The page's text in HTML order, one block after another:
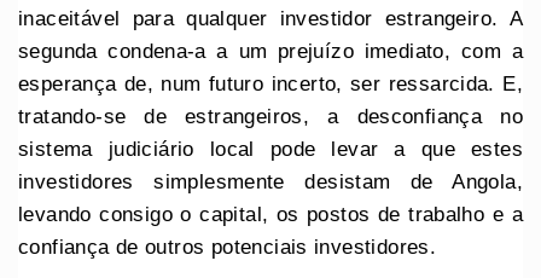
inaceitável para qualquer investidor estrangeiro. A
segunda condena-a a um prejuízo imediato, com a
esperança de, num futuro incerto, ser ressarcida. E,
tratando-se de estrangeiros, a desconfiança no
sistema judiciário local pode levar a que estes
investidores simplesmente desistam de Angola,
levando consigo o capital, os postos de trabalho e a
confiança de outros potenciais investidores.